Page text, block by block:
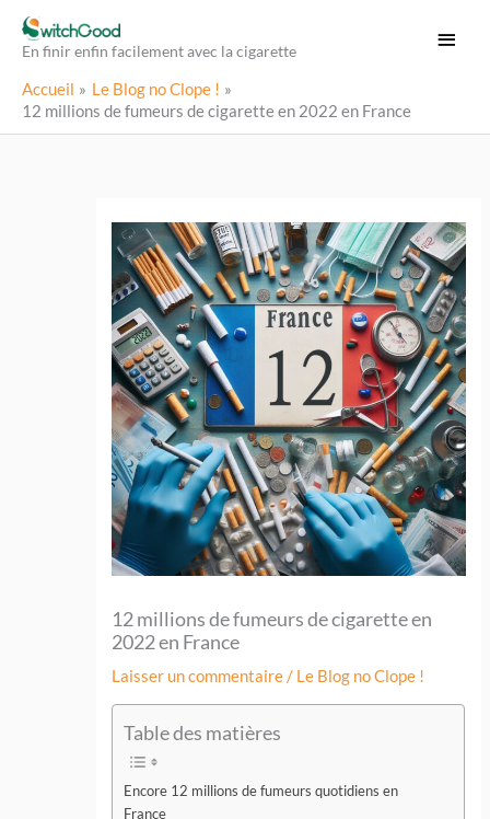
Aller
En finir enfin facilement avec la cigarette
Accueil
Le Blog no Clope !
12 millions de fumeurs de cigarette en 2022 en France
12 millions de fumeurs de cigarette en
2022 en France
Laisser un commentaire / Le Blog no Clope !
Table des matières
Encore 12 millions de fumeurs quotidiens en
France